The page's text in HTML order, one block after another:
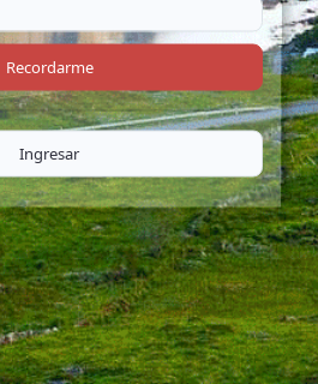
Recordarme
Ingresar